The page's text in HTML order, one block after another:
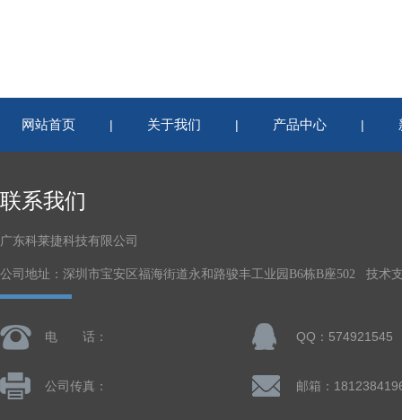
网站首页 | 关于我们 | 产品中心 |
联系我们
广东科莱捷科技有限公司
公司地址：深圳市宝安区福海街道永和路骏丰工业园B6栋B座502 技术
电 话： QQ：574921545
公司传真：